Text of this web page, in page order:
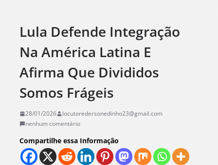
Lula Defende Integração
Na América Latina E
Afirma Que Divididos
Somos Frágeis
28/01/2026
locutoredersonedinho23@gmail.com
nenhum comentário
Compartilhe essa Informação